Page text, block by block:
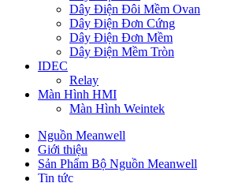
Dây Điện Đôi Mềm Ovan
Dây Điện Đơn Cứng
Dây Điện Đơn Mềm
Dây Điện Mềm Tròn
IDEC
Relay
Màn Hình HMI
Màn Hình Weintek
Nguồn Meanwell
Giới thiệu
Sản Phẩm Bộ Nguồn Meanwell
Tin tức